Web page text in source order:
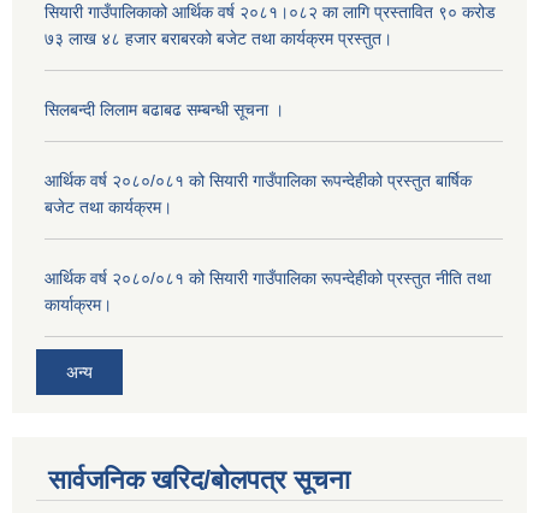
सियारी गाउँपालिकाको आर्थिक वर्ष २०८१।०८२ का लागि प्रस्तावित ९० करोड
७३ लाख ४८ हजार बराबरको बजेट तथा कार्यक्रम प्रस्तुत।
सिलबन्दी लिलाम बढाबढ सम्बन्धी सूचना ।
आर्थिक वर्ष २०८०/०८१ को सियारी गाउँपालिका रूपन्देहीको प्रस्तुत बार्षिक
बजेट तथा कार्यक्रम।
आर्थिक वर्ष २०८०/०८१ को सियारी गाउँपालिका रूपन्देहीको प्रस्तुत नीति तथा
कार्याक्रम।
अन्य
सार्वजनिक खरिद/बोलपत्र सूचना